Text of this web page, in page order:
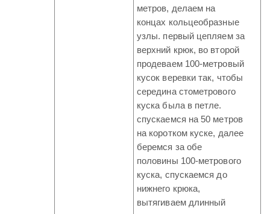
метров, делаем на
концах кольцеобразные
узлы. первый цепляем за
верхний крюк, во второй
продеваем 100-метровый
кусок веревки так, чтобы
середина стометрового
куска была в петле.
спускаемся на 50 метров
на коротком куске, далее
беремся за обе
половины 100-метрового
куска, спускаемся до
нижнего крюка,
вытягиваем длинный